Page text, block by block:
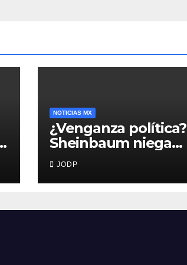
NOTICIAS MX
¿Venganza política?
Sheinbaum niega
mano negra en
captura de Ángel
Aguirre
JODP